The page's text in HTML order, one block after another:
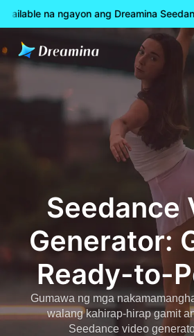
na ngayon ang Dreamina
Home
Seedance
Generator:
Ready-to-
Maikling
Gumawa ng mga
walang kahirap-hirap gamit
Seedance video